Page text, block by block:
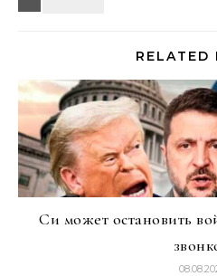
RELATED
Си может остановить